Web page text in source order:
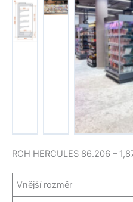
Žádný
titulek
titulek
RCH HERCULES 86.206 –
Vnější rozměr